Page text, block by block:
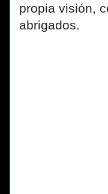
propia visión,
abrigados.